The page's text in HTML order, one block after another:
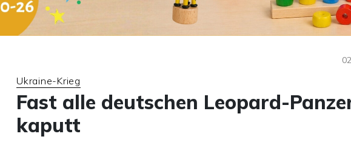
Ukraine-Krieg
Fast alle deutschen Leopard-
kaputt